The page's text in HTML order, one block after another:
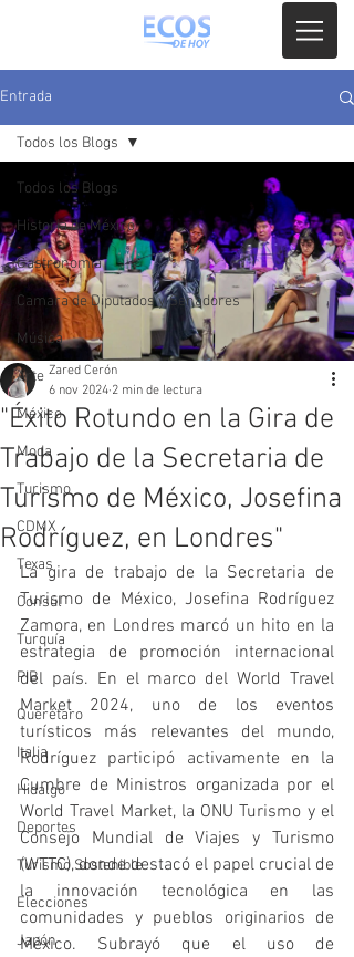
Entrada
Todos los Blogs
Historia de México
Gastronomia
Camara de Diputados y Senadores
Música
Arte
México
Moda
Turismo
CDMX
Texas
Consúl
Turquía
PIB
Querétaro
Italia
Hidalgo
Deportes
Turismo Sostenible
Elecciones
Japón
Todos los Blogs
"Éxito Rotundo en la Gira de
Trabajo de la Secretaria de
Turismo de México, Josefina
Rodríguez, en Londres"
Zared Cerón
6 nov 2024 2 min de lectura
La gira de trabajo de la Secretaria de
Turismo de México, Josefina Rodríguez
Zamora, en Londres marcó un hito en la
estrategia de promoción internacional
del país. En el marco del World Travel
Market 2024, uno de los eventos
turísticos más relevantes del mundo,
Rodríguez participó activamente en la
Cumbre de Ministros organizada por el
World Travel Market, la ONU Turismo y el
Consejo Mundial de Viajes y Turismo
(WTTC), donde destacó el papel crucial de
la innovación tecnológica en las
comunidades y pueblos originarios de
México. Subrayó que el uso de